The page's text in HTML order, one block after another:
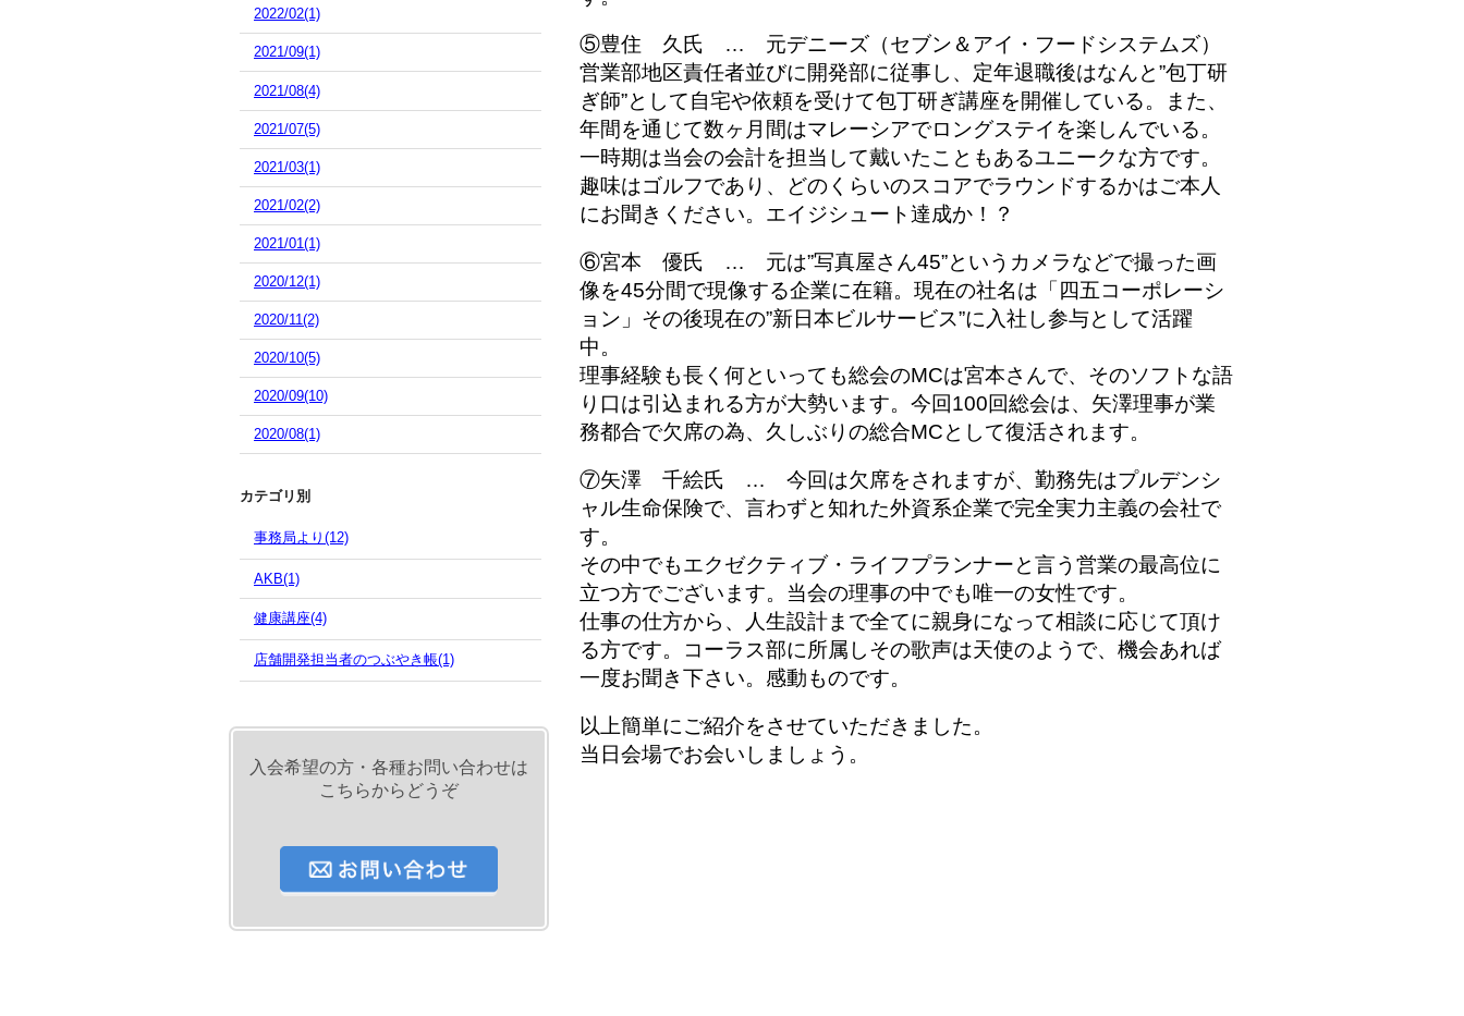
2022/02(1)
2021/09(1)
2021/08(4)
2021/07(5)
2021/03(1)
2021/02(2)
2021/01(1)
2020/12(1)
2020/11(2)
2020/10(5)
2020/09(10)
2020/08(1)
カテゴリ別
事務局より(12)
AKB(1)
健康講座(4)
店舗開発担当者のつぶやき帳(1)
入会希望の方・各種お問い合わせは
こちらからどうぞ
⑤豊住 久 氏 … 元デニーズ（セブン＆アイ・フードシステムズ）
営業部地区責任者並びに開発部に従事し、定年退職後はなんと”包丁研
ぎ師”として自宅や依頼を受けて包丁研ぎ講座を開催している。
また、
年間を通じて数ヶ月間はマレーシアでロングステイを楽しんでいる。
一時期は当会の会計を担当して戴いたこともあるユニークな方です。
趣味はゴルフであり、どのくらいのスコアでラウンドするかはご本人
にお聞きください。エイジシュート達成か！？
⑥宮本 優氏 … 元は”写真屋さん45”というカメラなどで撮った画
像を45分間で現像する企業に在籍。現在の社名は「四五コーポレーシ
ョン」その後現在の”新日本ビルサービス”に入社し参与として活躍
中。
理事経験も長く何といっても総会のMCは宮本さんで、そのソフトな語
り口は引込まれる方が大勢います。今回100回総会は、矢澤理事が業
務都合で欠席の為、久しぶりの総合MCとして復活されます。
⑦矢澤 千絵氏 … 今回は欠席をされますが、勤務先はプルデンシ
ャル生命保険で、言わずと知れた外資系企業で完全実力主義の会社で
す。
その中でもエクゼクティブ・ライフプランナーと言う営業の最高位に
立つ方でございます。当会の理事の中でも唯一の女性です。
仕事の仕方から、人生設計まで全てに親身になって相談に応じて頂け
る方です。コーラス部に所属しその歌声は天使のようで、機会あれば
一度お聞き下さい。感動ものです。
以上簡単にご紹介をさせていただきました。
当日会場でお会いしましょう。